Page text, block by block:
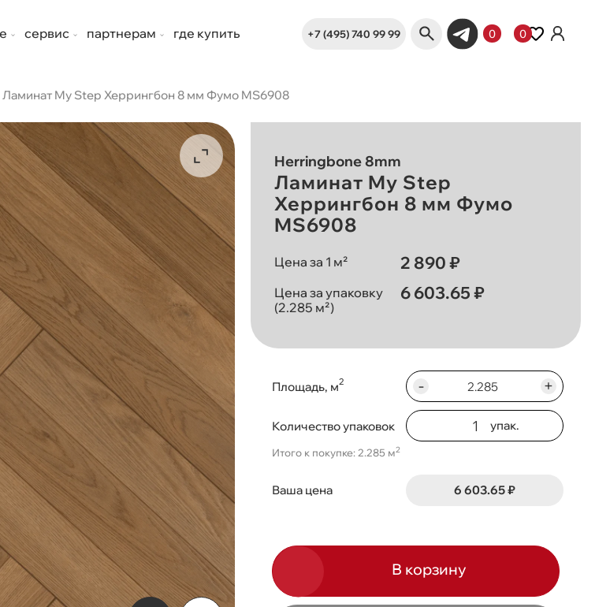
сервис партнерам где купить +7 (495) 740 99 99 0 0
Ламинат My Step Херрингбон 8 мм Фумо MS6908
Herringbone 8mm
Ламинат My Step
Херрингбон 8 мм Фумо
MS6908
Цена за 1 м² 2 890 ₽
Цена за упаковку
(2.285 м²)
6 603.65 ₽
Площадь, м2 - +
Количество упаковок упак.
Итого к покупке: 2.285 м2
Ваша цена 6 603.65 ₽
В корзину